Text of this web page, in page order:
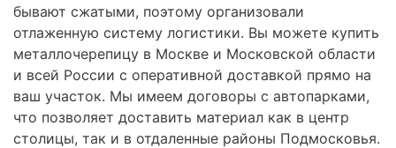
бывают сжатыми, поэтому организовали
отлаженную систему логистики. Вы можете купить
металлочерепицу в Москве и Московской области
и всей России с оперативной доставкой прямо на
ваш участок. Мы имеем договоры с автопарками,
что позволяет доставить материал как в центр
столицы, так и в отдаленные районы Подмосковья.